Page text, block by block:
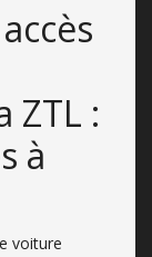
ZTL :
à
voiture